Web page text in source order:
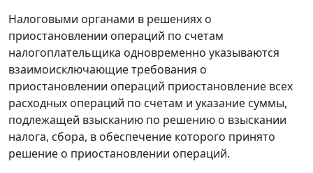
Налоговыми органами в решениях о
приостановлении операций по счетам
налогоплательщика одновременно указываются
взаимоисключающие требования о
приостановлении операций приостановление всех
расходных операций по счетам и указание суммы,
подлежащей взысканию по решению о взыскании
налога, сбора, в обеспечение которого принято
решение о приостановлении операций.